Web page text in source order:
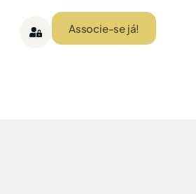
Associe-se já!